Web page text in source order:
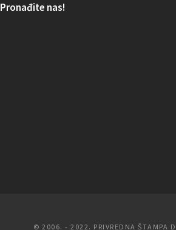
Pronađite nas!
© 2006. - 2022. PRIVREDNA ŠTAMPA